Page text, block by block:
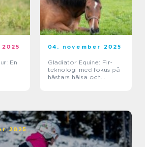
En
04. november 2025
Gladiator Equine: Fir-
teknologi med fokus på
hästars hälsa och
2025